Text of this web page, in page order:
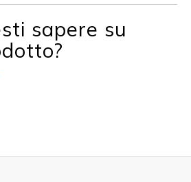
true to width
sapere su